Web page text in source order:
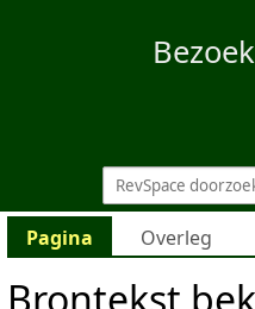
Pagina Overleg